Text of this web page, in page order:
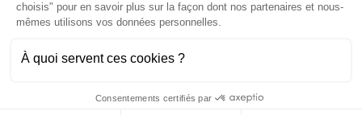
choisis" pour en savoir plus sur la façon dont nos partenaires et nous-
mêmes utilisons vos données personnelles.
À quoi servent ces cookies ?
Consentements certifiés par
Accessibilité Mentions légales
Politiques de confidentialité
Charte de modération sur les réseaux sociaux
Contacter un service